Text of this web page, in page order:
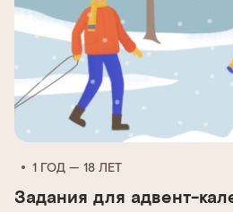
1 ГОД — 18 ЛЕТ
Задания для адвент-